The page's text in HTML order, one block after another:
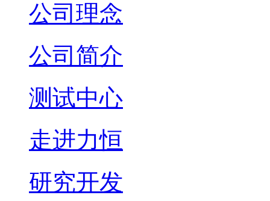
公司理念
公司简介
测试中心
走进力恒
研究开发